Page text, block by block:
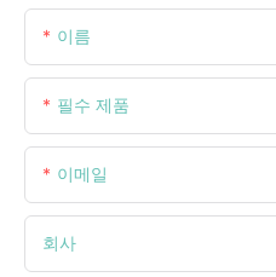
이름
필수 제품
이메일
회사